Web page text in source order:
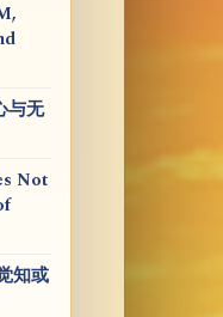
与无
Not
知或